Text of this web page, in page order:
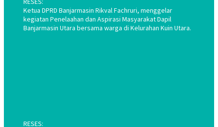
Ketua DPRD Banjarmasin Rikval Fachruri, menggelar
kegiatan Penelaahan dan Aspirasi Masyarakat Dapil
Banjarmasin Utara bersama warga di Kelurahan Kuin Utara.
RESES: